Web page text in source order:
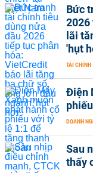
Bức
2026
lãi
'hụt
TÀI CHÍNH
Điện
DOANH
Sau
thấy